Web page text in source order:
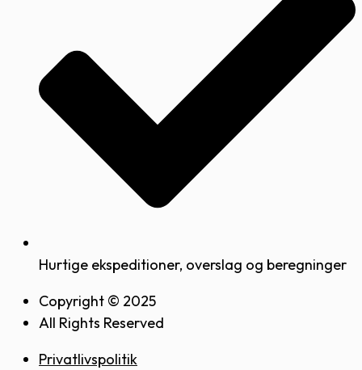
Hurtige ekspeditioner, overslag og beregninger
Copyright © 2025
All Rights Reserved
Privatlivspolitik